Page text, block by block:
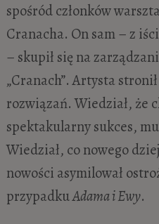
spośród członków
Cranacha. On sam – z
– skupił się na
„Cranach”. Artysta
rozwiązań. Wiedział, że
spektakularny sukces,
Wiedział, co nowego
nowości asymilował
przypadkuAdama i Ewy.